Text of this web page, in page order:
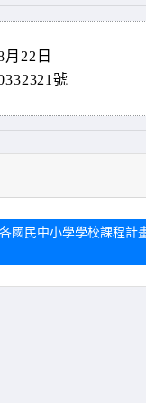
22日
號
國民中小學學校課程